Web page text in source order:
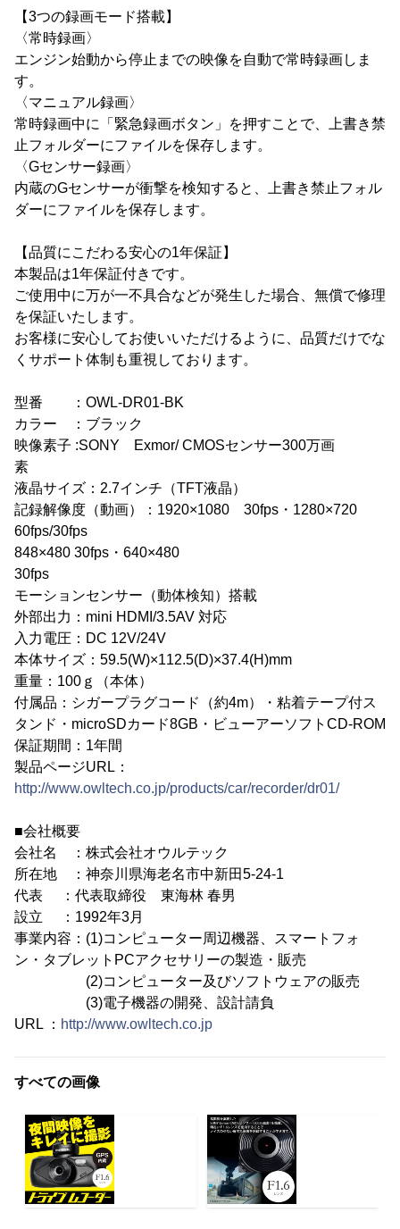
【3つの録画モード搭載】
〈常時録画〉
エンジン始動から停止までの映像を自動で常時録画しま
す。
〈マニュアル録画〉
常時録画中に「緊急録画ボタン」を押すことで、上書き禁
止フォルダーにファイルを保存します。
〈Gセンサー録画〉
内蔵のGセンサーが衝撃を検知すると、上書き禁止フォル
ダーにファイルを保存します。
【品質にこだわる安心の1年保証】
本製品は1年保証付きです。
ご使用中に万が一不具合などが発生した場合、無償で修理
を保証いたします。
お客様に安心してお使いいただけるように、品質だけでな
くサポート体制も重視しております。
型番 ：OWL-DR01-BK
カラー ：ブラック
映像素子 :SONY Exmor/ CMOSセンサー300万画
素
液晶サイズ：2.7インチ（TFT液晶）
記録解像度（動画）：1920×1080 30fps・1280×720
60fps/30fps
848×480 30fps・640×480
30fps
モーションセンサー（動体検知）搭載
外部出力：mini HDMI/3.5AV 対応
入力電圧：DC 12V/24V
本体サイズ：59.5(W)×112.5(D)×37.4(H)mm
重量：100ｇ（本体）
付属品：シガープラグコード（約4m）・粘着テープ付ス
タンド・microSDカード8GB・ビューアーソフトCD-ROM
保証期間：1年間
製品ページURL：
http://www.owltech.co.jp/products/car/recorder/dr01/
■会社概要
会社名 ：株式会社オウルテック
所在地 ：神奈川県海老名市中新田5-24-1
代表 ：代表取締役 東海林 春男
設立 ：1992年3月
事業内容：(1)コンピューター周辺機器、スマートフォ
ン・タブレットPCアクセサリーの製造・販売
(2)コンピューター及びソフトウェアの販売
(3)電子機器の開発、設計請負
URL ： http://www.owltech.co.jp
すべての画像